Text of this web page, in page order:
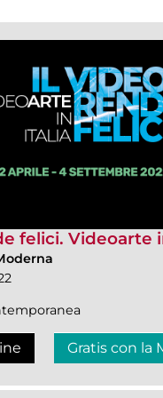
felici. Videoarte
Gratis con la